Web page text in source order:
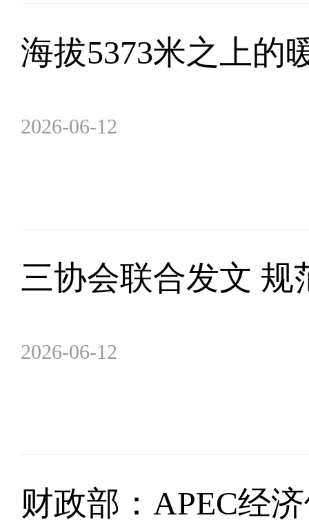
海拔5373米之上的
2026-06-12
三协会联合发文
2026-06-12
财政部：APEC经